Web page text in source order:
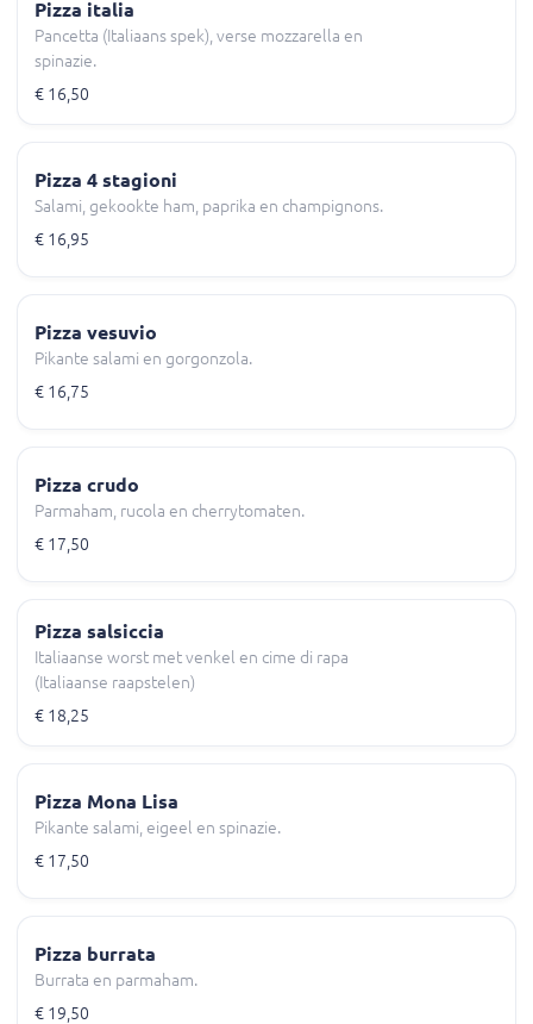
Pizza italia
Pancetta (Italiaans spek), verse mozzarella en
spinazie.
€ 16,50
Pizza 4 stagioni
Salami, gekookte ham, paprika en champignons.
€ 16,95
Pizza vesuvio
Pikante salami en gorgonzola.
€ 16,75
Pizza crudo
Parmaham, rucola en cherrytomaten.
€ 17,50
Pizza salsiccia
Italiaanse worst met venkel en cime di rapa
(Italiaanse raapstelen)
€ 18,25
Pizza Mona Lisa
Pikante salami, eigeel en spinazie.
€ 17,50
Pizza burrata
Burrata en parmaham.
€ 19,50